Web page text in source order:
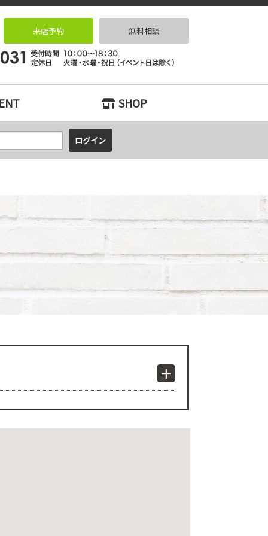
ベーションなら｜リノベっ家（リノベッチ）KOBE
来店予約 無料相談
SHOP